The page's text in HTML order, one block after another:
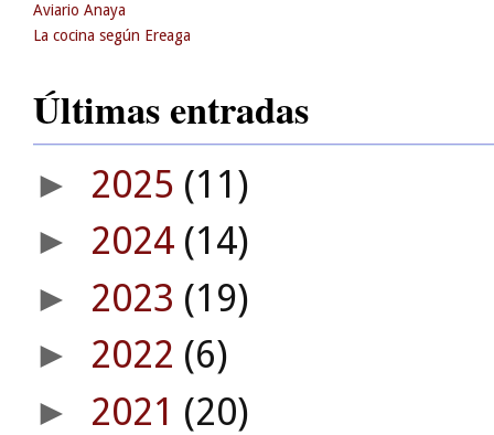
Aviario Anaya
La cocina según Ereaga
Últimas entradas
► 2025 (11)
► 2024 (14)
► 2023 (19)
► 2022 (6)
► 2021 (20)